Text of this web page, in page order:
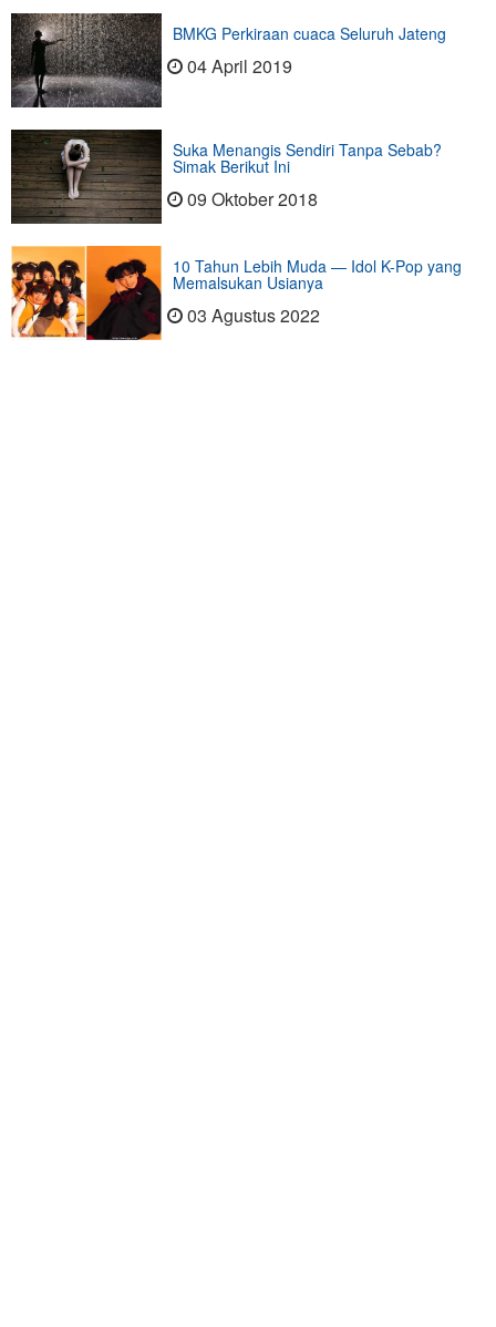
BMKG Perkiraan cuaca Seluruh Jateng
04 April 2019
Suka Menangis Sendiri Tanpa Sebab?
Simak Berikut Ini
09 Oktober 2018
10 Tahun Lebih Muda — Idol K-Pop yang
Memalsukan Usianya
03 Agustus 2022